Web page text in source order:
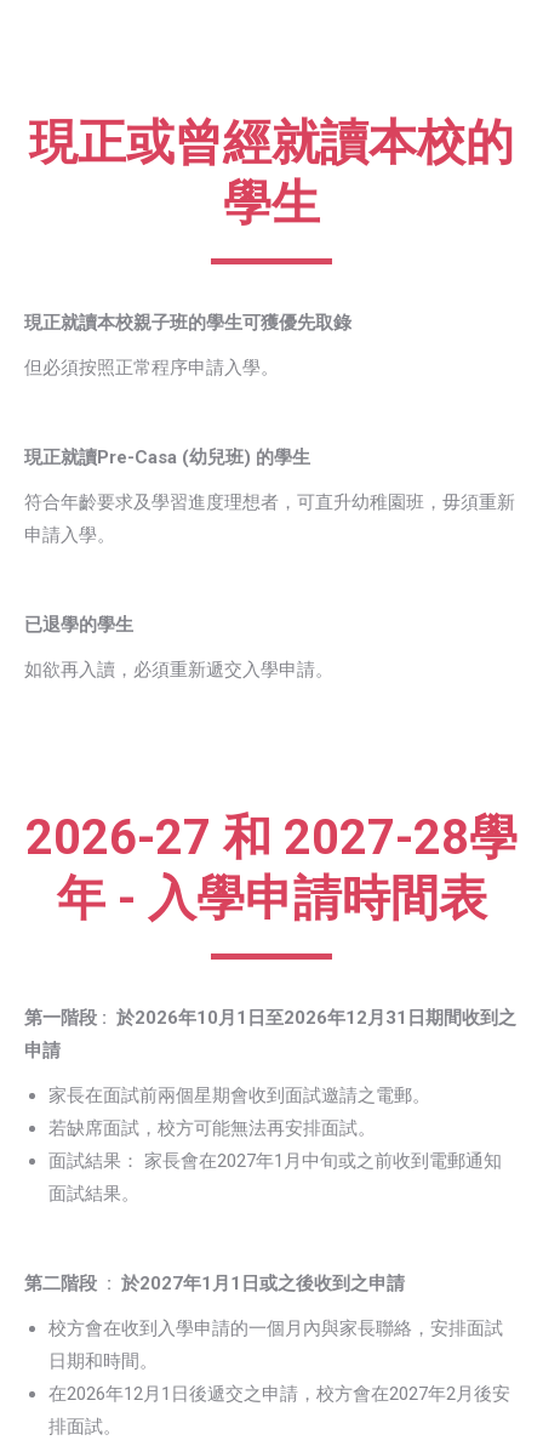
現正或曾經就讀本校的
學生
現正就讀本校親子班的學生可獲優先取錄
但必須按照正常程序申請入學。
現正就讀Pre-Casa (幼兒班) 的學生
符合年齡要求及學習進度理想者，可直升幼稚園班，毋須重新
申請入學。
已退學的學生
如欲再入讀，必須重新遞交入學申請。
2026-27 和 2027-28學
年 - 入學申請時間表
第一階段 : 於2026年10月1日至2026年12月31日期間收到之
申請
家長在面試前兩個星期會收到面試邀請之電郵。
若缺席面試，校方可能無法再安排面試。
面試結果： 家長會在2027年1月中旬或之前收到電郵通知
面試結果。
第二階段 : 於2027年1月1日或之後收到之申請
校方會在收到入學申請的一個月內與家長聯絡，安排面試
日期和時間。
在2026年12月1日後遞交之申請，校方會在2027年2月後安
排面試。